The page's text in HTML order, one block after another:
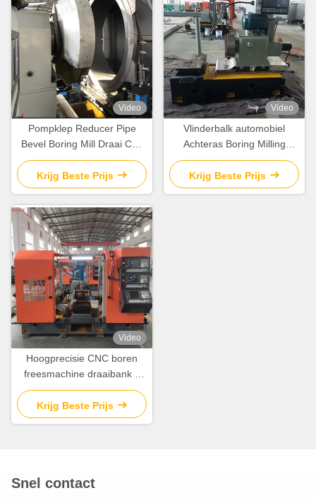
Video
Pompklep Reducer Pipe
Bevel Boring Mill Draai Cnc
Machine Draaien Machine
Krijg Beste Prijs
Video
Vlinderbalk automobiel
Achteras Boring Milling
Turning Machine / Mill Turn
Cnc
Krijg Beste Prijs
Video
Hoogprecisie CNC boren
freesmachine draaibank 3
zijde 7,7-15N.M servomotor
Krijg Beste Prijs
Snel contact